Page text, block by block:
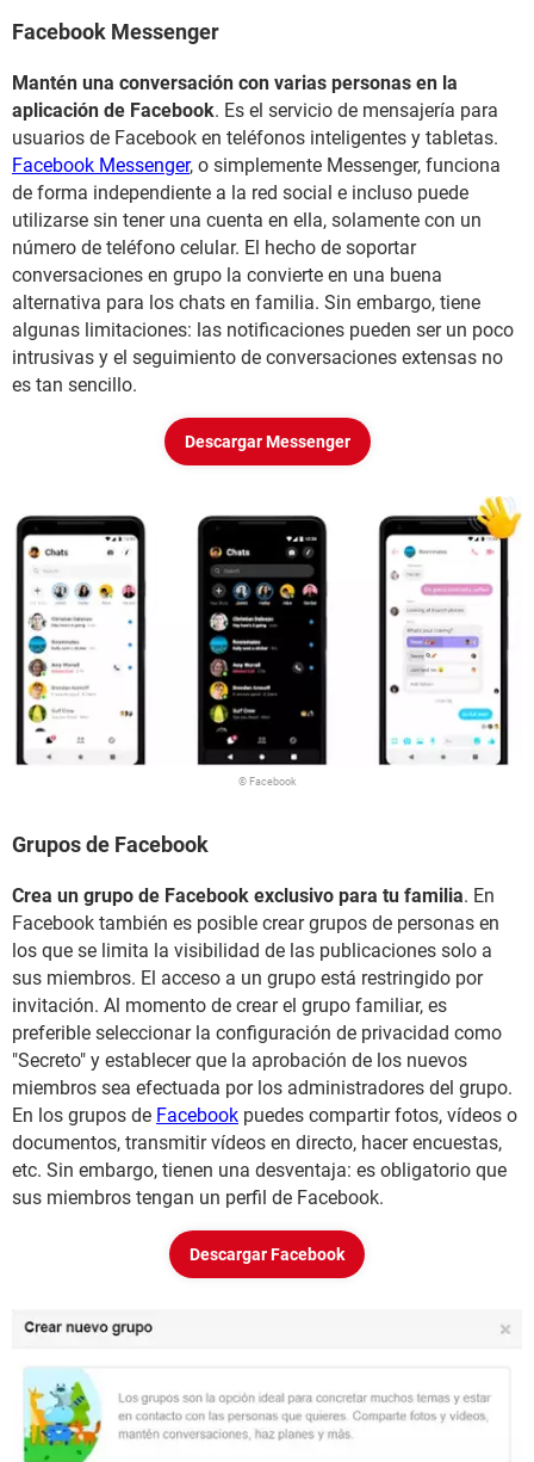
Facebook Messenger
Mantén una conversación con varias personas en la
aplicación de Facebook. Es el servicio de mensajería para
usuarios de Facebook en teléfonos inteligentes y tabletas.
Facebook Messenger, o simplemente Messenger, funciona
de forma independiente a la red social e incluso puede
utilizarse sin tener una cuenta en ella, solamente con un
número de teléfono celular. El hecho de soportar
conversaciones en grupo la convierte en una buena
alternativa para los chats en familia. Sin embargo, tiene
algunas limitaciones: las notificaciones pueden ser un poco
intrusivas y el seguimiento de conversaciones extensas no
es tan sencillo.
Descargar Messenger
© Facebook
Grupos de Facebook
Crea un grupo de Facebook exclusivo para tu familia. En
Facebook también es posible crear grupos de personas en
los que se limita la visibilidad de las publicaciones solo a
sus miembros. El acceso a un grupo está restringido por
invitación. Al momento de crear el grupo familiar, es
preferible seleccionar la configuración de privacidad como
"Secreto" y establecer que la aprobación de los nuevos
miembros sea efectuada por los administradores del grupo.
En los grupos de Facebook puedes compartir fotos, vídeos o
documentos, transmitir vídeos en directo, hacer encuestas,
etc. Sin embargo, tienen una desventaja: es obligatorio que
sus miembros tengan un perfil de Facebook.
Descargar Facebook